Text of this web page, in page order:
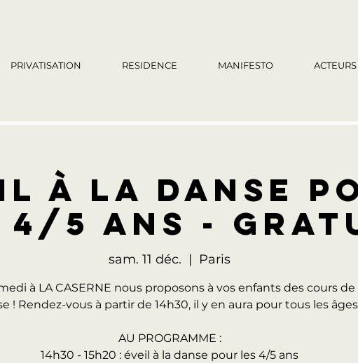
PRIVATISATION RESIDENCE MANIFESTO
À LA DANSE
4/5 ANS -
sam. 11 déc.
  |
Paris
à LA CASERNE nous proposons à vos enfants des cours de
! Rendez-vous à partir de 14h30, il y en aura pour tous les
AU PROGRAMME :
14h30 - 15h20 : éveil à la danse pour les 4/5 ans